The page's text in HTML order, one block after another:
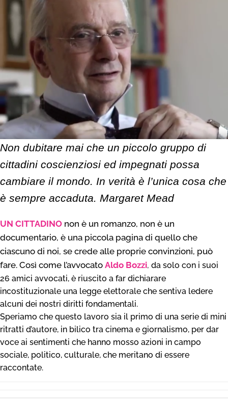
Non dubitare mai che un piccolo gruppo di
cittadini coscienziosi ed impegnati possa
cambiare il mondo. In verità è l’unica cosa che
è sempre accaduta. Margaret Mead
UN CITTADINO non è un romanzo, non è un
documentario, è una piccola pagina di quello che
ciascuno di noi, se crede alle proprie convinzioni, può
fare. Così come l’avvocato Aldo Bozzi, da solo con i suoi
26 amici avvocati, è riuscito a far dichiarare
incostituzionale una legge elettorale che sentiva ledere
alcuni dei nostri diritti fondamentali.
Speriamo che questo lavoro sia il primo di una serie di mini
ritratti d’autore, in bilico tra cinema e giornalismo, per dar
voce ai sentimenti che hanno mosso azioni in campo
sociale, politico, culturale, che meritano di essere
raccontate.